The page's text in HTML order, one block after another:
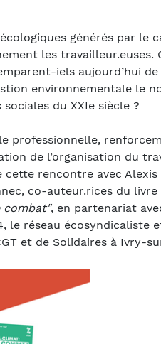
générés par le
les travailleur.euses.
iels aujourd’hui
environnementale le
du XXIe siècle ?
professionnelle,
de l’organisation du
cette rencontre avec Alexis
co-auteur.rices du livre
combat", en partenariat
le réseau écosyndicaliste
et de Solidaires à Ivry-